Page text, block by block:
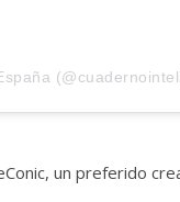
un preferido